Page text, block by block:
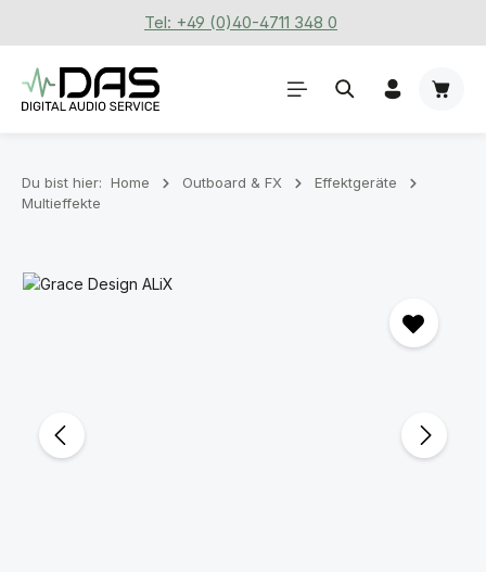
Zum Hauptinhalt springenTel: +49 (0)40-4711 348 0
Du bist hier: Home Outboard & FX
Effektgeräte
Multieffekte
Bildergalerie überspringen